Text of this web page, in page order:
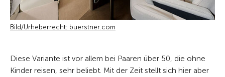
Bild/Urheberrecht: buerstner.com
Diese Variante ist vor allem bei Paaren über 50, die ohne
Kinder reisen, sehr beliebt. Mit der Zeit stellt sich hier aber